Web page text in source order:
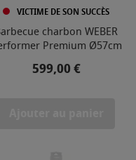
VICTIME DE SON SUCCÈS
charbon WEBER
Premium Ø57cm
Prix
599,00 €